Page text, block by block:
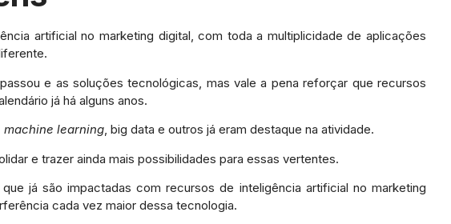
artificial no marketing digital, com toda a multiplicidade de aplicações
e as soluções tecnológicas, mas vale a pena reforçar que recursos
já há alguns anos.
machine learning, big data e outros já eram destaque na atividade.
e trazer ainda mais possibilidades para essas vertentes.
já são impactadas com recursos de inteligência artificial no marketing
cada vez maior dessa tecnologia.